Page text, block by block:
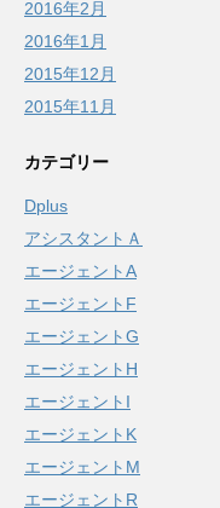
2016年2月
2016年1月
2015年12月
2015年11月
カテゴリー
Dplus
アシスタントＡ
エージェントA
エージェントF
エージェントG
エージェントH
エージェントI
エージェントK
エージェントM
エージェントR